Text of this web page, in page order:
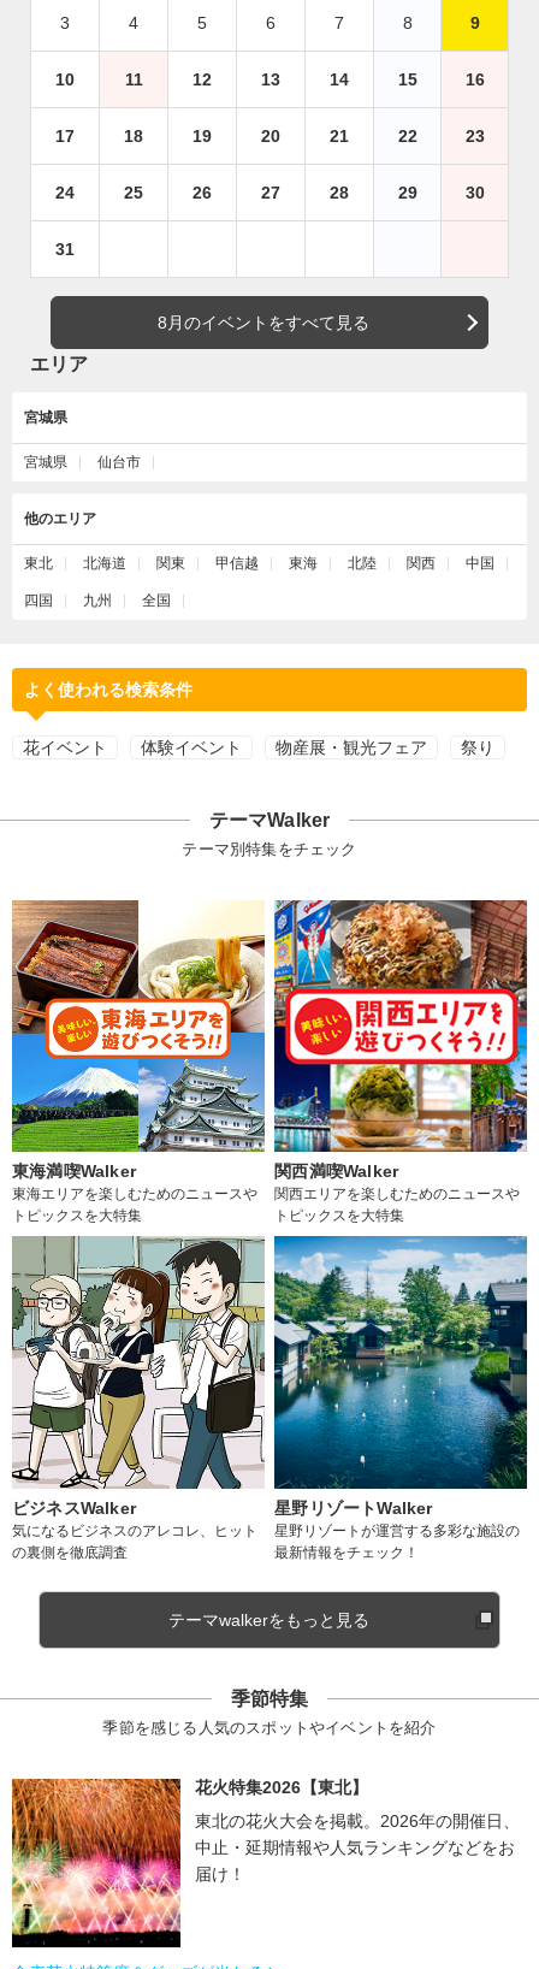
3 4 5 6 7 8 9
10 11 12 13 14 15 16
17 18 19 20 21 22 23
24 25 26 27 28 29 30
31
8月のイベントをすべて見る
エリア
宮城県
宮城県 仙台市
他のエリア
東北 北海道 関東 甲信越 東海 北陸 関西 中国
四国 九州 全国
よく使われる検索条件
花イベント 体験イベント 物産展・観光フェア 祭り
テーマWalker
テーマ別特集をチェック
東海満喫Walker
東海エリアを楽しむためのニュースや
トピックスを大特集
関西満喫Walker
関西エリアを楽しむためのニュースや
トピックスを大特集
ビジネスWalker
気になるビジネスのアレコレ、ヒット
の裏側を徹底調査
星野リゾートWalker
星野リゾートが運営する多彩な施設の
最新情報をチェック！
テーマwalkerをもっと見る
季節特集
季節を感じる人気のスポットやイベントを紹介
花火特集2026【東北】
東北の花火大会を掲載。2026年の開催日、
中止・延期情報や人気ランキングなどをお
届け！